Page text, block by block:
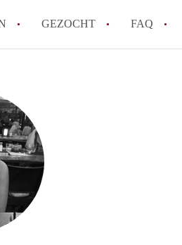
GEZOCHT FAQ
Wat is KamersLeiden?
Wat is de privacyverklaring van
Berekent KamersLeiden
Alle veelgestelde vragen